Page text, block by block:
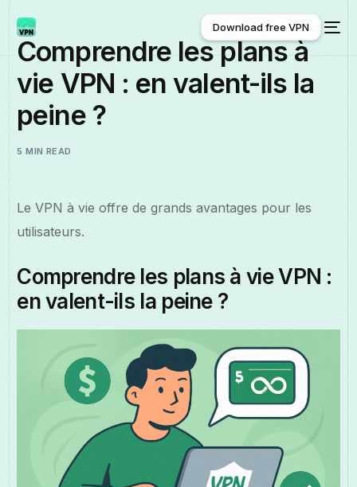
Download free VPN
Download free VPN
Comprendre les plans à
vie VPN : en valent-ils la
peine ?
5 MIN READ
Le VPN à vie offre de grands avantages pour les
utilisateurs.
Comprendre les plans à vie VPN :
en valent-ils la peine ?